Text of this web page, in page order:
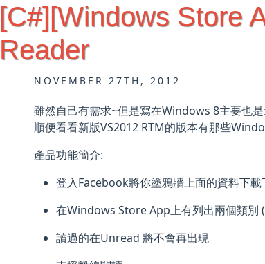
[C#][Windows Store
Reader
NOVEMBER 27TH, 2012
雖然自己有需求~但是寫在Windows 8主要也
順便看看新版VS2012 RTM的版本有那些
產品功能簡介:
登入Facebook將你塗鴉牆上面的資料下載
在Windows Store App上有列出兩個類別
讀過的在Unread 將不會再出現